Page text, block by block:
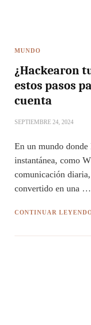
MUNDO
¿Hackearon
estos pasos
cuenta
SEPTIEMBRE 24, 2024
En un mundo donde
instantánea, como
comunicación
convertido en una …
CONTINUAR